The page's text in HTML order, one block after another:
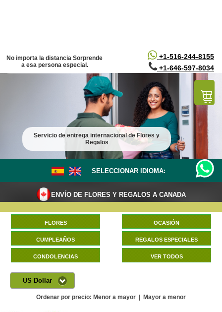
+1-516-244-8155
+1-646-597-8034
No importa la distancia Sorprende
a esa persona especial.
Servicio de entrega internacional de Flores y
Regalos
SELECCIONAR IDIOMA:
ENVÍO DE FLORES Y REGALOS A CANADA
FLORES OCASIÓN
CUMPLEAÑOS REGALOS ESPECIALES
CONDOLENCIAS VER TODOS
US Dollar
Ordenar por precio: Menor a mayor Mayor a menor